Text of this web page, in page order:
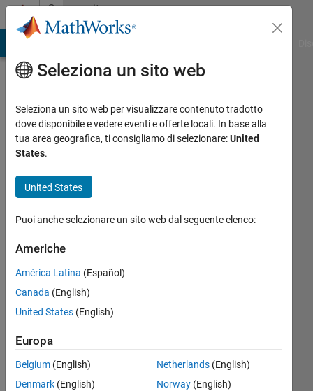
Vai al contenutoCommunity
Profile
Mohamed
Abdelwahab
Last
oltre 3
Attivo
Followers:
Follow
Seleziona un sito web
Seleziona un sito web per visualizzare contenuto tradotto
dove disponibile e vedere eventi e offerte locali. In base alla
tua area geografica, ti consigliamo di selezionare:United
States.
United States
Puoi anche selezionare un sito web dal seguente elenco:
Americhe
América Latina (Español)
Canada (English)
United States (English)
Europa
Belgium (English)
Denmark (English)
Netherlands(English)
Norway(English)